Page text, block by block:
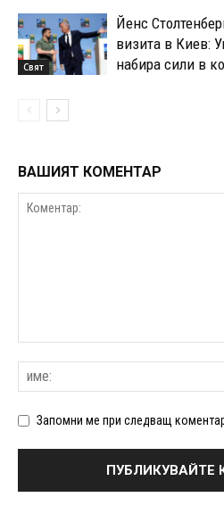
Свят
Йенс
визита в Киев:
набира сили в
ВАШИЯТ КОМЕНТАР
Запомни ме при следващ